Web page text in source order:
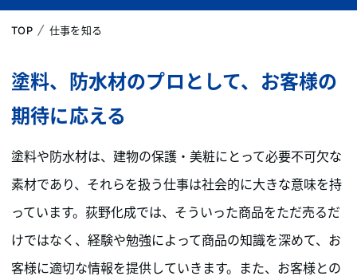
TOP | 仕事を知る
塗料、防水材のプロとして、お客様の
期待に応える
塗料や防水材は、建物の保護・美粧にとって必要不可欠な
素材であり、それらを扱う仕事は社会的に大きな意味を持
っています。荻野化成では、そういった商品をただ売るだ
けではなく、経験や勉強によって商品の知識を深めて、お
客様に適切な情報を提供していきます。また、お客様との